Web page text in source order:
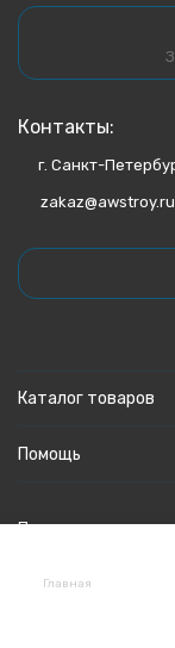
Главная
Контакты:
г. Санкт-
zakaz@awstroy.ru
Каталог товаров
Помощь
Политика